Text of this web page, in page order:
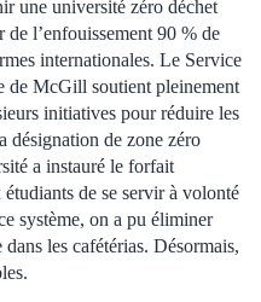
une université zéro déchet
l’enfouissement 90 % de
internationales. Le Service
de McGill soutient pleinement
initiatives pour réduire les
désignation de zone zéro
a instauré le forfait
de se servir à volonté
système, on a pu éliminer
les cafétérias. Désormais,